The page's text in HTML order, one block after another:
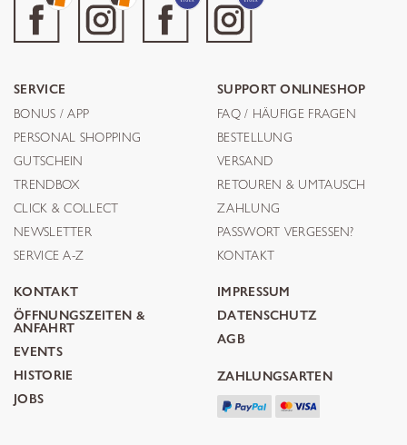
SERVICE
BONUS / APP
PERSONAL SHOPPING
GUTSCHEIN
TRENDBOX
CLICK & COLLECT
NEWSLETTER
SERVICE A-Z
SUPPORT ONLINESHOP
FAQ / HÄUFIGE FRAGEN
BESTELLUNG
VERSAND
RETOUREN & UMTAUSCH
ZAHLUNG
PASSWORT VERGESSEN?
KONTAKT
KONTAKT
ÖFFNUNGSZEITEN &
ANFAHRT
EVENTS
HISTORIE
JOBS
IMPRESSUM
DATENSCHUTZ
AGB
ZAHLUNGSARTEN